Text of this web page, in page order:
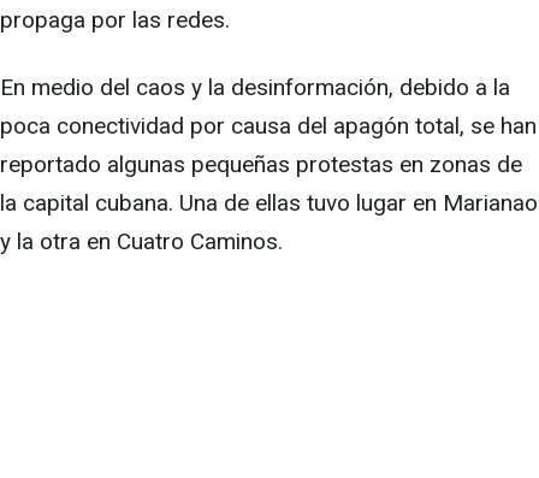
propaga por las redes.
En medio del caos y la desinformación, debido a la
poca conectividad por causa del apagón total, se han
reportado algunas pequeñas protestas en zonas de
la capital cubana. Una de ellas tuvo lugar en Marianao
y la otra en Cuatro Caminos.